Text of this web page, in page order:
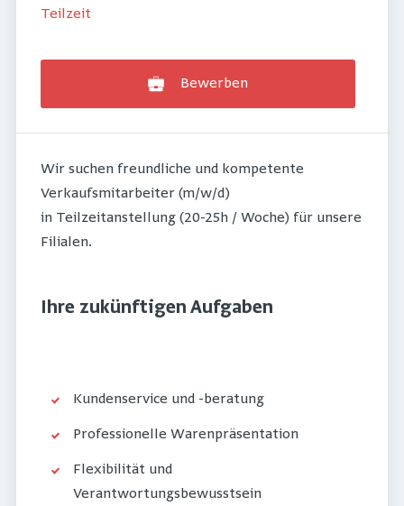
Teilzeit
Bewerben
Wir suchen freundliche und kompetente
Verkaufsmitarbeiter (m/w/d)
in Teilzeitanstellung (20-25h / Woche) für unsere
Filialen.
Ihre zukünftigen Aufgaben
Kundenservice und -beratung
Professionelle Warenpräsentation
Flexibilität und
Verantwortungsbewusstsein